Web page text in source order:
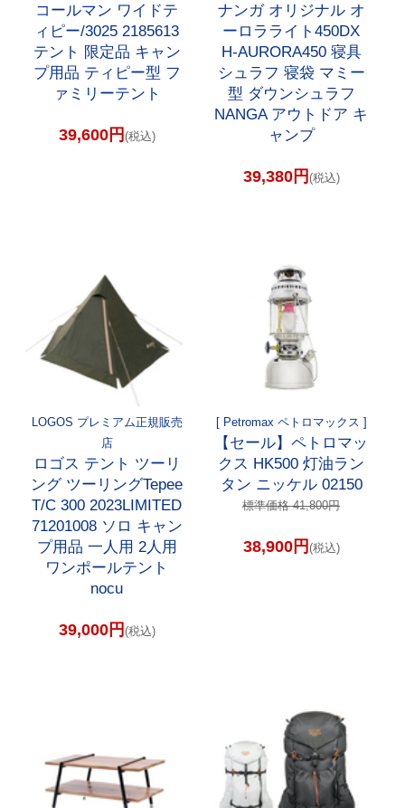
コールマン ワイドテ
ィピー/3025 2185613
テント 限定品 キャン
プ用品 ティピー型 フ
ァミリーテント
39,600円 (税込)
ナンガ オリジナル オ
ーロラライト450DX
H-AURORA450 寝具
シュラフ 寝袋 マミー
型 ダウンシュラフ
NANGA アウトドア キ
ャンプ
39,380円 (税込)
LOGOS プレミアム正規販売
店
ロゴス テント ツーリ
ング ツーリングTepee
T/C 300 2023LIMITED
71201008 ソロ キャン
プ用品 一人用 2人用
ワンポールテント
nocu
39,000円 (税込)
[ Petromax ペトロマックス ]
【セール】ペトロマッ
クス HK500 灯油ラン
タン ニッケル 02150
標準価格 41,800円
38,900円 (税込)